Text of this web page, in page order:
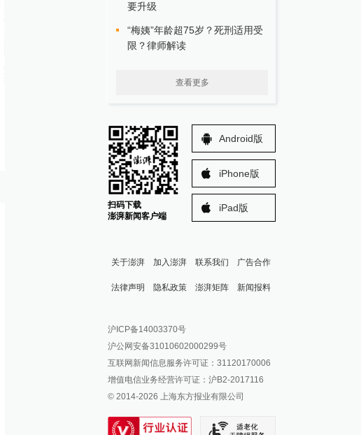
要升级
“梅姨”年龄超75岁？死刑适用受
限？律师解读
查看更多
扫码下载
澎湃新闻客户端
Android版
iPhone版
iPad版
关于澎湃 加入澎湃 联系我们 广告合作
法律声明 隐私政策 澎湃矩阵
澎湃新闻公众号
澎湃新闻抖音号
派生万物开放平台
IP SHANGHAI
SIXTH TONE
新闻报料
报料邮箱: news@thepaper.cn
沪ICP备14003370号
沪公网安备31010602000299号
互联网新闻信息服务许可证：31120170006
增值电信业务经营许可证：沪B2-2017116
© 2014-2026 上海东方报业有限公司